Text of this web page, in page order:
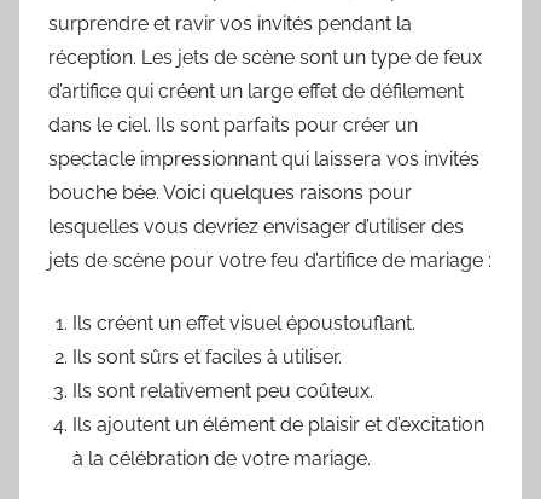
surprendre et ravir vos invités pendant la
réception. Les jets de scène sont un type de feux
d’artifice qui créent un large effet de défilement
dans le ciel. Ils sont parfaits pour créer un
spectacle impressionnant qui laissera vos invités
bouche bée. Voici quelques raisons pour
lesquelles vous devriez envisager d’utiliser des
jets de scène pour votre feu d’artifice de mariage :
Ils créent un effet visuel époustouflant.
Ils sont sûrs et faciles à utiliser.
Ils sont relativement peu coûteux.
Ils ajoutent un élément de plaisir et d’excitation
à la célébration de votre mariage.